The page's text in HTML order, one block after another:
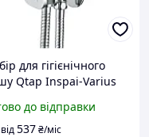
для гігієнічного
Qtap Inspai-Varius
і плавним
до відправки
від537₴/міс